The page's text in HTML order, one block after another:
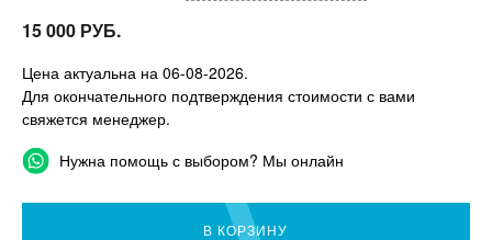
15 000 РУБ.
Цена актуальна на 06-08-2026.
Для окончательного подтверждения стоимости с вами
свяжется менеджер.
Нужна помощь с выбором? Мы онлайн
В КОРЗИНУ